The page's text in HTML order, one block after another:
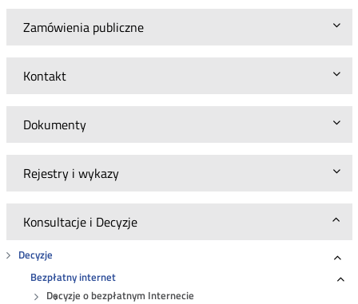
Zamówienia publiczne
Kontakt
Dokumenty
Rejestry i wykazy
Konsultacje i Decyzje
Decyzje
Bezpłatny internet
Decyzje o bezpłatnym Internecie